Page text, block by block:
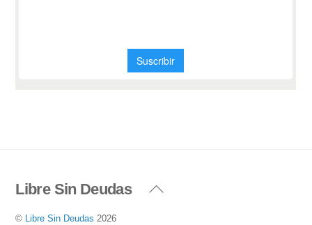
Back
Libre Sin Deudas
© Libre Sin Deudas 2026